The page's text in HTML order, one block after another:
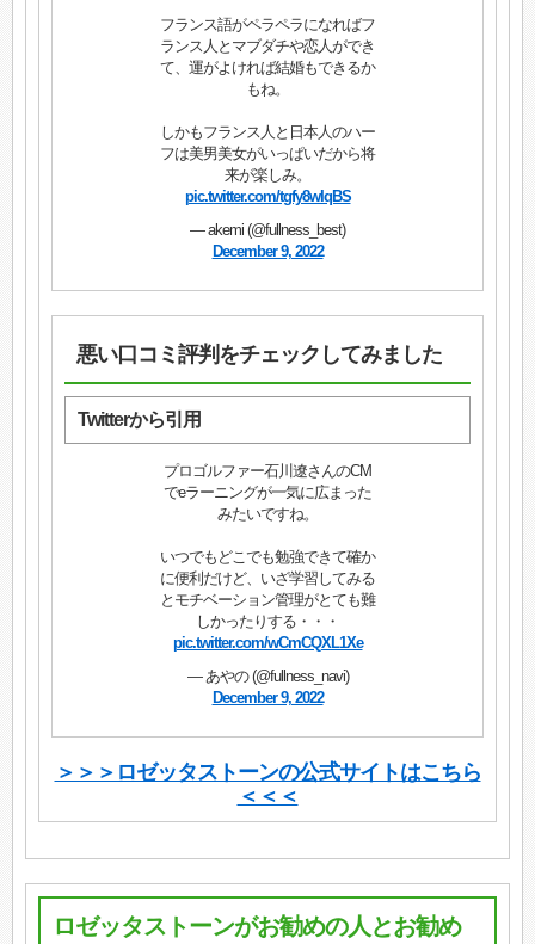
フランス語がペラペラになればフ
ランス人とマブダチや恋人ができ
て、運がよければ結婚もできるか
もね。
しかもフランス人と日本人のハー
フは美男美女がいっぱいだから将
来が楽しみ。
pic.twitter.com/tgfy8wIqBS
— akemi (@fullness_best)
December 9, 2022
悪い口コミ評判をチェックしてみました
Twitterから引用
プロゴルファー石川遼さんのCM
でeラーニングが一気に広まった
みたいですね。
いつでもどこでも勉強できて確か
に便利だけど、いざ学習してみる
とモチベーション管理がとても難
しかったりする・・・
pic.twitter.com/wCmCQXL1Xe
— あやの (@fullness_navi)
December 9, 2022
＞＞＞ロゼッタストーンの公式サイトはこちら
＜＜＜
ロゼッタストーンがお勧めの人とお勧め